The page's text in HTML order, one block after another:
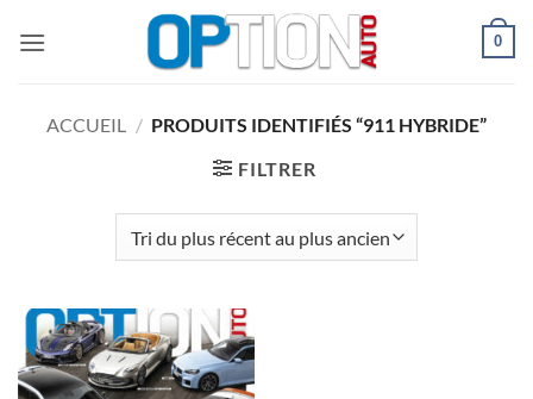
0
ACCUEIL / PRODUITS IDENTIFIÉS “911 HYBRIDE”
FILTRER